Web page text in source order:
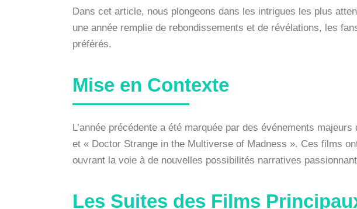
Dans cet article, nous plongeons dans les intrigues les plus
une année remplie de rebondissements et de révélations, les
préférés.
Mise en Contexte
L’année précédente a été marquée par des événements
et « Doctor Strange in the Multiverse of Madness ». Ces films
ouvrant la voie à de nouvelles possibilités narratives
Les Suites des Films